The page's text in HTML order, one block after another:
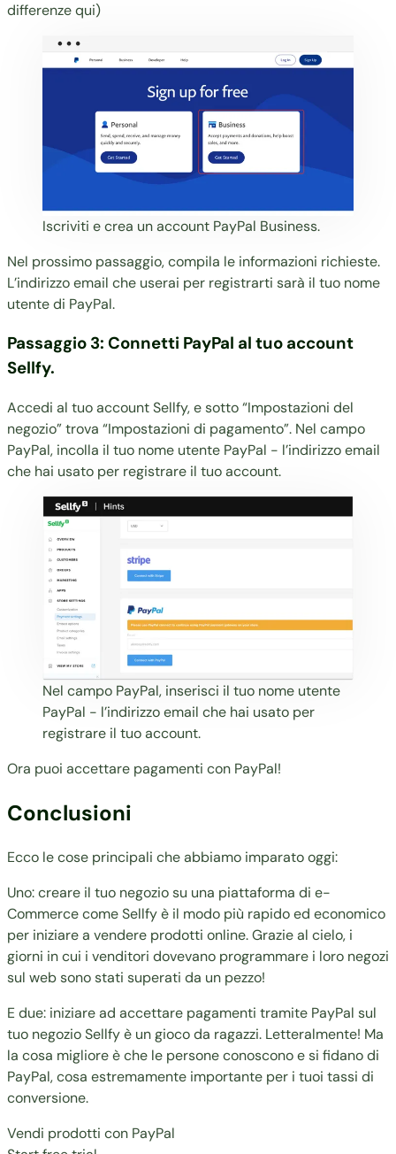
differenze qui)
Iscriviti e crea un account PayPal Business.
Nel prossimo passaggio, compila le informazioni richieste.
L’indirizzo email che userai per registrarti sarà il tuo nome
utente di PayPal.
Passaggio 3: Connetti PayPal al tuo account
Sellfy.
Accedi al tuo account Sellfy, e sotto “Impostazioni del
negozio” trova “Impostazioni di pagamento”. Nel campo
PayPal, incolla il tuo nome utente PayPal - l’indirizzo email
che hai usato per registrare il tuo account.
Nel campo PayPal, inserisci il tuo nome utente
PayPal - l’indirizzo email che hai usato per
registrare il tuo account.
Ora puoi accettare pagamenti con PayPal!
Conclusioni
Ecco le cose principali che abbiamo imparato oggi:
Uno: creare il tuo negozio su una piattaforma di e-
Commerce come Sellfy è il modo più rapido ed economico
per iniziare a vendere prodotti online. Grazie al cielo, i
giorni in cui i venditori dovevano programmare i loro negozi
sul web sono stati superati da un pezzo!
E due: iniziare ad accettare pagamenti tramite PayPal sul
tuo negozio Sellfy è un gioco da ragazzi. Letteralmente! Ma
la cosa migliore è che le persone conoscono e si fidano di
PayPal, cosa estremamente importante per i tuoi tassi di
conversione.
Vendi prodotti con PayPal